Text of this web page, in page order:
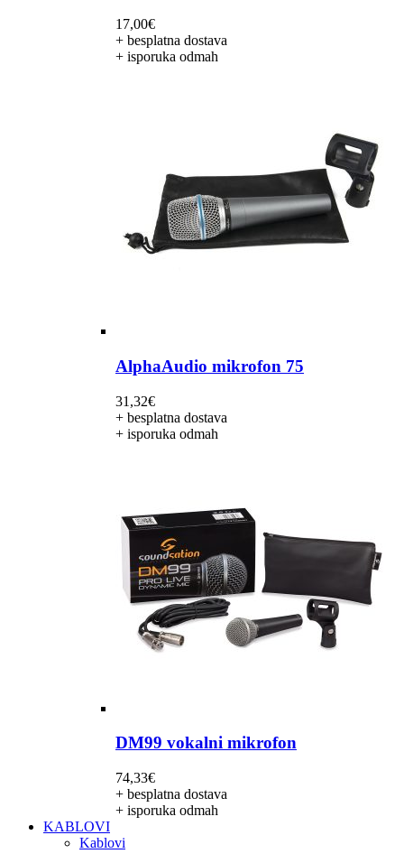
17,00€
+ besplatna dostava
+ isporuka odmah
AlphaAudio mikrofon 75
31,32€
+ besplatna dostava
+ isporuka odmah
DM99 vokalni mikrofon
74,33€
+ besplatna dostava
+ isporuka odmah
KABLOVI
Kablovi